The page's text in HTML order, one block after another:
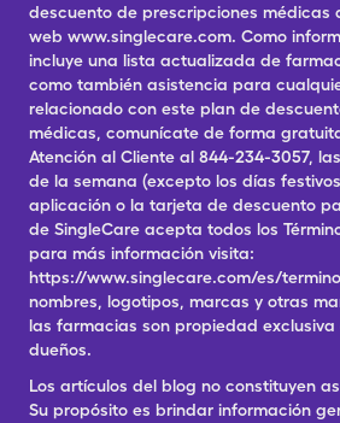
descuento de prescripciones médicas
web www.singlecare.com. Como
incluye una lista actualizada de
como también asistencia para
relacionado con este plan de
médicas, comunícate de forma
Atención al Cliente al 844-234-3057,
de la semana (excepto los días
aplicación o la tarjeta de descuento
de SingleCare acepta todos los
para más información visita:
https://www.singlecare.com/es/
nombres, logotipos, marcas y otras
las farmacias son propiedad exclusiva
dueños.
Los artículos del blog no constituyen
Su propósito es brindar información